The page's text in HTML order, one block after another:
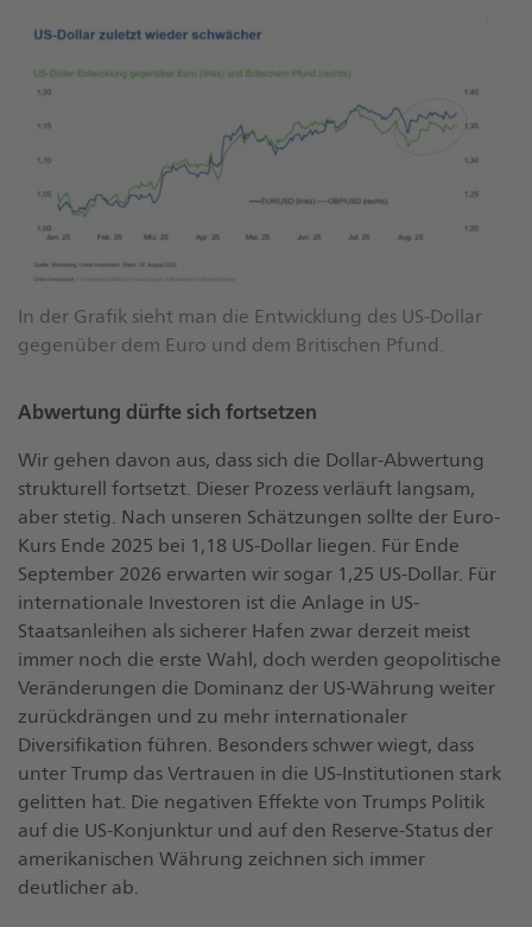
In der Grafik sieht man die Entwicklung des US-Dollar
gegenüber dem Euro und dem Britischen Pfund.
Abwertung dürfte sich fortsetzen
Wir gehen davon aus, dass sich die Dollar-Abwertung
strukturell fortsetzt. Dieser Prozess verläuft langsam,
aber stetig. Nach unseren Schätzungen sollte der Euro-
Kurs Ende 2025 bei 1,18 US-Dollar liegen. Für Ende
September 2026 erwarten wir sogar 1,25 US-Dollar. Für
internationale Investoren ist die Anlage in US-
Staatsanleihen als sicherer Hafen zwar derzeit meist
immer noch die erste Wahl, doch werden geopolitische
Veränderungen die Dominanz der US-Währung weiter
zurückdrängen und zu mehr internationaler
Diversifikation führen. Besonders schwer wiegt, dass
unter Trump das Vertrauen in die US-Institutionen stark
gelitten hat. Die negativen Effekte von Trumps Politik
auf die US-Konjunktur und auf den Reserve-Status der
amerikanischen Währung zeichnen sich immer
deutlicher ab.